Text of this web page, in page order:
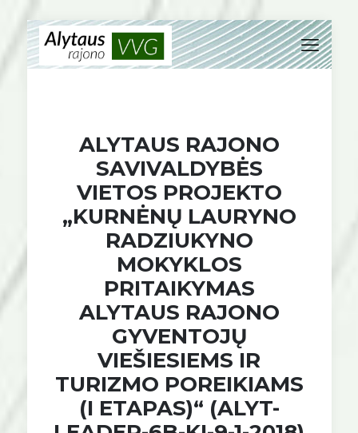
ALYTAUS RAJONO
SAVIVALDYBĖS
VIETOS PROJEKTO
„KURNĖNŲ LAURYNO
RADZIUKYNO
MOKYKLOS
PRITAIKYMAS
ALYTAUS RAJONO
GYVENTOJŲ
VIEŠIESIEMS IR
TURIZMO POREIKIAMS
(I ETAPAS)“ (ALYT-